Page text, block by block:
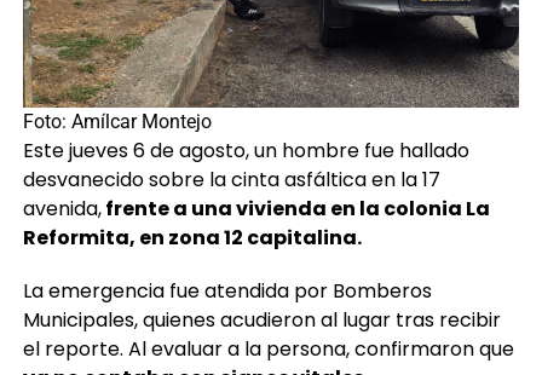
Foto: Amílcar Montejo
Este jueves 6 de agosto, un hombre fue hallado
desvanecido sobre la cinta asfáltica en la 17
avenida,frente a una vivienda en la colonia La
Reformita, en zona 12 capitalina.
La emergencia fue atendida por Bomberos
Municipales, quienes acudieron al lugar tras recibir
el reporte. Al evaluar a la persona, confirmaron que